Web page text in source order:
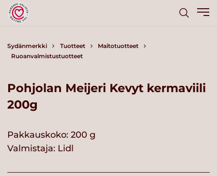
Sydänmerkki Tuotteet
Maitotuotteet
Ruoanvalmistustuotteet
Pohjolan Meijeri Kevyt kermaviili
200g
Pakkauskoko: 200 g
Valmistaja: Lidl